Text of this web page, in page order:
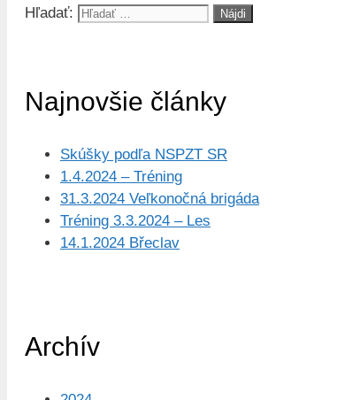
Hľadať:
Najnovšie články
Skúšky podľa NSPZT SR
1.4.2024 – Tréning
31.3.2024 Veľkonočná brigáda
Tréning 3.3.2024 – Les
14.1.2024 Břeclav
Archív